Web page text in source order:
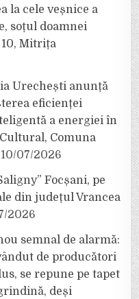
la cele veșnice a
soțul doamnei
Mitrița
Urechești anunță
eficienței
a energiei în
Comuna
10/07/2026
Focșani, pe
din județul Vrancea
2026
semnal de alarmă:
de producători
se repune pe tapet
deși